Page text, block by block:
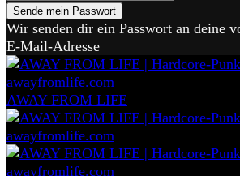
Wir senden dir ein Passwort an deine
E-Mail-Adresse
AWAY FROM LIFE